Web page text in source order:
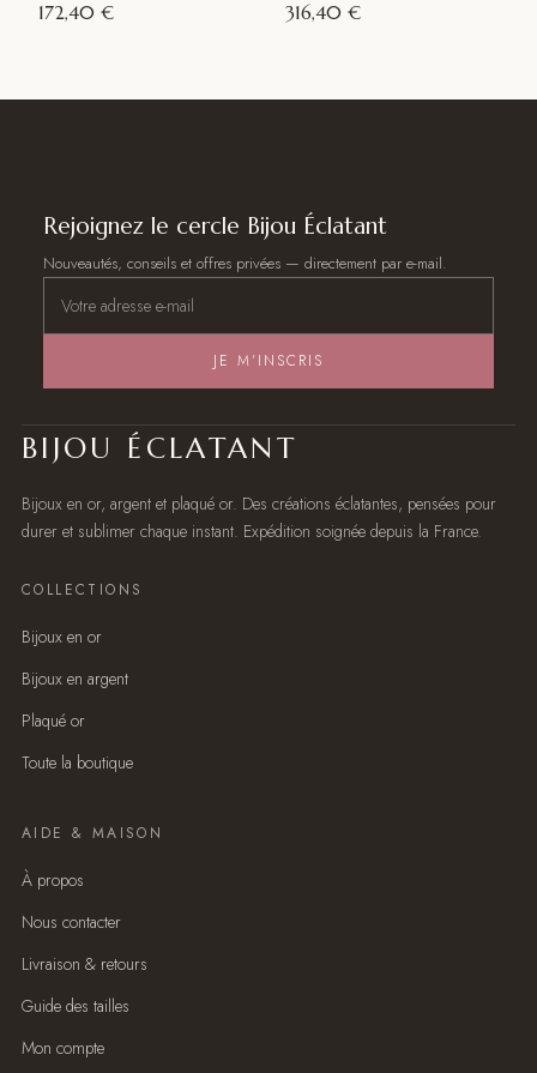
172,40 €
316,40 €
Rejoignez le cercle Bijou Éclatant
Nouveautés, conseils et offres privées — directement par e-mail.
JE M’INSCRIS
BIJOU ÉCLATANT
Bijoux en or, argent et plaqué or. Des créations éclatantes, pensées pour
durer et sublimer chaque instant. Expédition soignée depuis la France.
COLLECTIONS
Bijoux en or
Bijoux en argent
Plaqué or
Toute la boutique
AIDE & MAISON
À propos
Nous contacter
Livraison & retours
Guide des tailles
Mon compte